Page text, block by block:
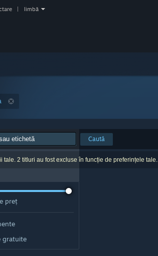
limbă
Caută
tale. 2 titluri au fost excluse în funcție de preferințele tale.
preț
gratuite